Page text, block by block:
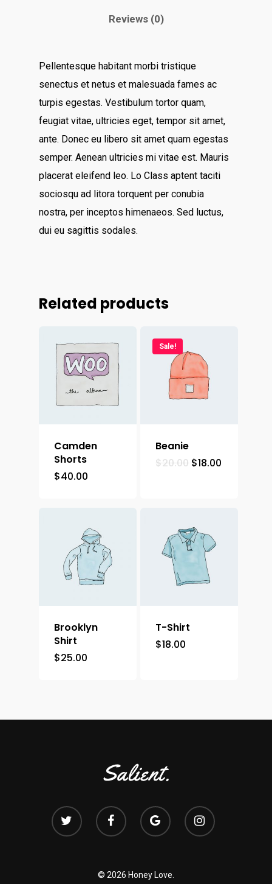
Reviews (0)
Pellentesque habitant morbi tristique
senectus et netus et malesuada fames ac
turpis egestas. Vestibulum tortor quam,
feugiat vitae, ultricies eget, tempor sit amet,
ante. Donec eu libero sit amet quam egestas
semper. Aenean ultricies mi vitae est. Mauris
placerat eleifend leo. Lo Class aptent taciti
sociosqu ad litora torquent per conubia
nostra, per inceptos himenaeos. Sed luctus,
dui eu sagittis sodales.
Related products
Camden
Shorts
$40.00
Sale!
Beanie
$20.00 $18.00
Brooklyn
Shirt
$25.00
T-Shirt
$18.00
© 2026 Honey Love.
Home
Contact
Demos